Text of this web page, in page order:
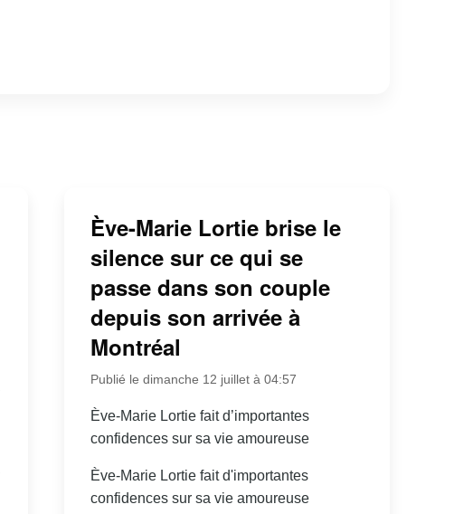
Ève-Marie Lortie brise le
silence sur ce qui se
passe dans son couple
depuis son arrivée à
Montréal
Publié le dimanche 12 juillet à 04:57
Ève-Marie Lortie fait d’importantes
confidences sur sa vie amoureuse
Ève-Marie Lortie fait d'importantes
confidences sur sa vie amoureuse